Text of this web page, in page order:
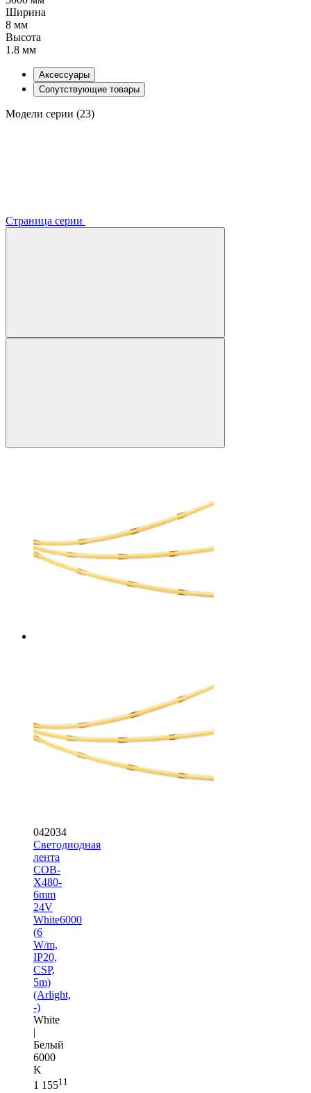
Ширина
8 мм
Высота
1.8 мм
Аксессуары
Сопутствующие товары
Модели серии (23)
Страница серии
042034
Светодиодная
лента
COB-
X480-
6mm
24V
White6000
(6
W/m,
IP20,
CSP,
5m)
(Arlight,
-)
White
|
Белый
6000
K
1 15511